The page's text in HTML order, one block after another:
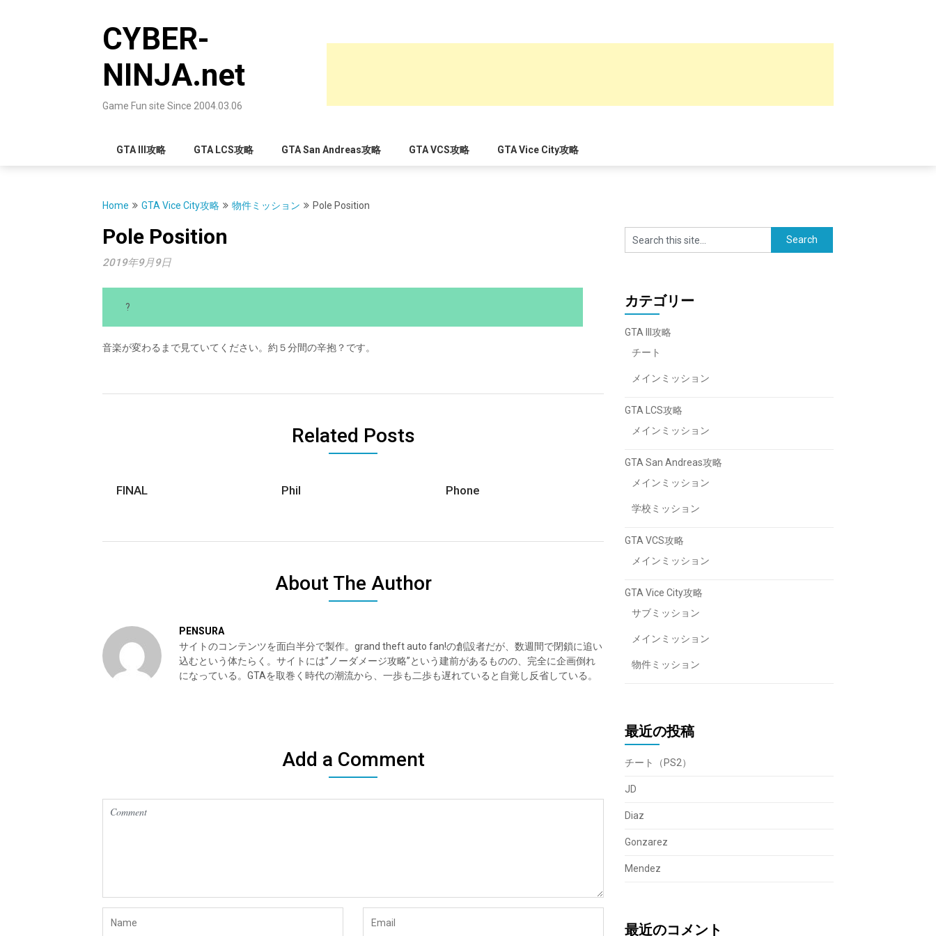
CYBER-
NINJA.net
Game Fun site Since 2004.03.06
GTA III攻略 GTA LCS攻略 GTA San Andreas攻略 GTA VCS攻略 GTA Vice City攻略
Home GTA Vice City攻略 物件ミッション Pole Position
Pole Position
2019年9月9日
?
音楽が変わるまで見ていてください。約５分間の辛抱？です。
Related Posts
FINAL Phil Phone
About The Author
PENSURA
サイトのコンテンツを面白半分で製作。grand theft auto fan!の創設者だが、数週間で閉鎖に追い
込むという体たらく。サイトには”ノーダメージ攻略”という建前があるものの、完全に企画倒れ
になっている。GTAを取巻く時代の潮流から、一歩も二歩も遅れていると自覚し反省している。
Add a Comment
カテゴリー
GTA III攻略
チート
メインミッション
GTA LCS攻略
メインミッション
GTA San Andreas攻略
メインミッション
学校ミッション
GTA VCS攻略
メインミッション
GTA Vice City攻略
サブミッション
メインミッション
物件ミッション
最近の投稿
チート（PS2）
JD
Diaz
Gonzarez
Mendez
最近のコメント